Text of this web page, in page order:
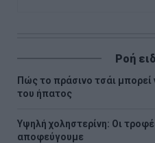
Ροή
Πώς το πράσινο τσάι μπορεί
του ήπατος
Υψηλή χοληστερίνη: Οι
αποφεύγουμε